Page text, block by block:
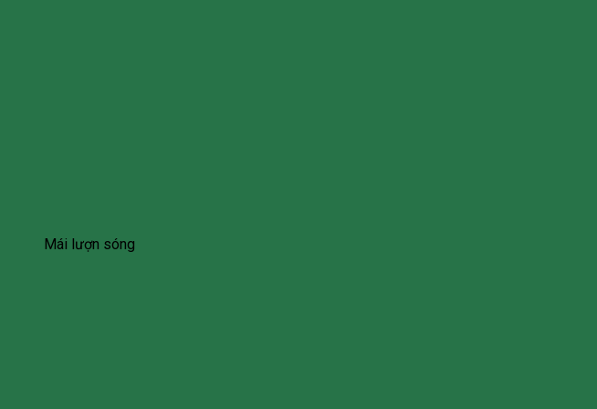
Mái lượn sóng